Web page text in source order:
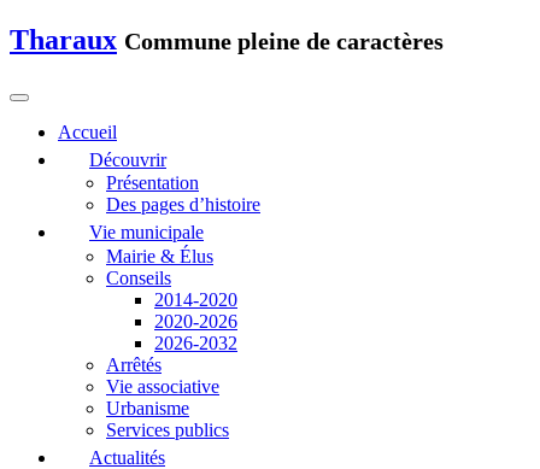
Tharaux Commune pleine de caractères
Accueil
Découvrir
Présentation
Des pages d’histoire
Vie municipale
Mairie & Élus
Conseils
2014-2020
2020-2026
2026-2032
Arrêtés
Vie associative
Urbanisme
Services publics
Actualités